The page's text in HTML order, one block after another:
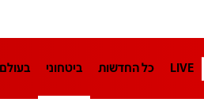
LIVE כל החדשות ביטחוני בעולם